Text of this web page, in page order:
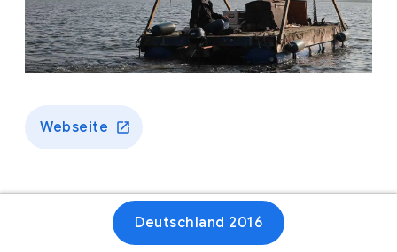
Webseite
Deutschland 2016